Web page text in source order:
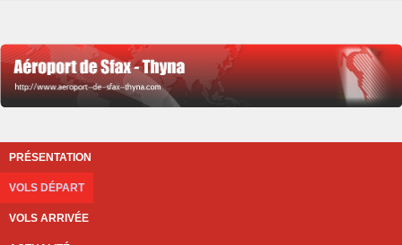
PRÉSENTATION
VOLS DÉPART
VOLS ARRIVÉE